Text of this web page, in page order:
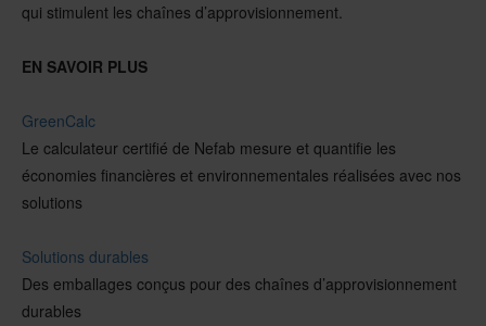
qui stimulent les chaînes d’approvisionnement.
EN SAVOIR PLUS
GreenCalc
Le calculateur certifié de Nefab mesure et quantifie les
économies financières et environnementales réalisées avec nos
solutions
Solutions durables
Des emballages conçus pour des chaînes d’approvisionnement
durables